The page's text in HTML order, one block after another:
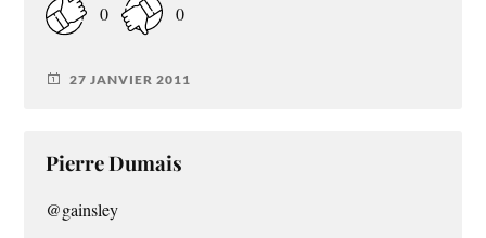
0 0
27 JANVIER 2011
Pierre Dumais
@gainsley